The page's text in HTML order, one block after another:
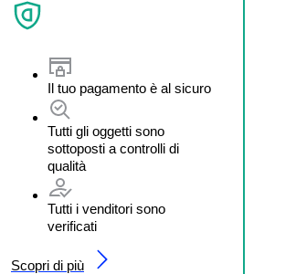
Il tuo pagamento è al sicuro
Tutti gli oggetti sono
sottoposti a controlli di
qualità
Tutti i venditori sono
verificati
Scopri di più